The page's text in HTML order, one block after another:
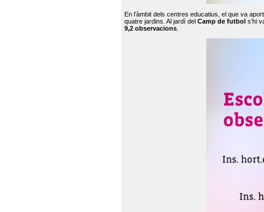
En l’àmbit dels centres educatius, el que va
quatre jardins. Al jardí del Camp de futbol s’hi
9,2 observacions